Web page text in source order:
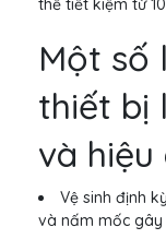
thể tiết kiệm từ
Một số
thiết bị
và hiệu
Vệ sinh định
và nấm mốc gây